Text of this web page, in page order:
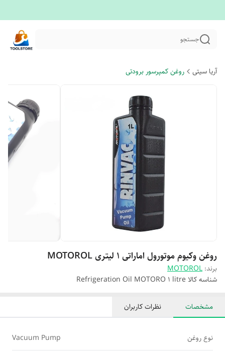
جستجو
آریا سیتی روغن کمپرسور برودتی
روغن وکیوم موتورول اماراتی 1 لیتری MOTOROL
برند: MOTOROL
شناسه کالا Refrigeration Oil MOTORO 1 litre
مشخصات نظرات کاربران
نوع روغن Vacuum Pump